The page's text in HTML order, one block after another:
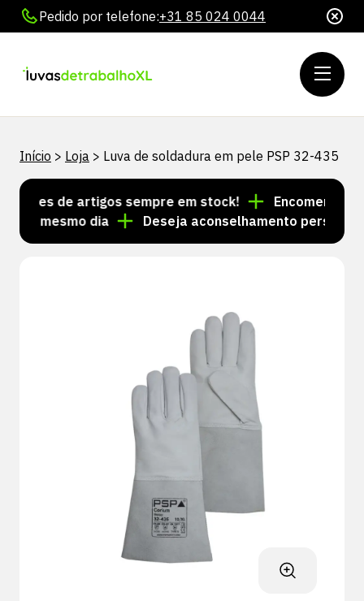
Pedido por telefone:+31 85 024 0044
Início > Loja > Luva de soldadura em pele PSP 32-435
de artigos sempre em stock!
Encomendas
mesmo dia
Deseja aconselhamento